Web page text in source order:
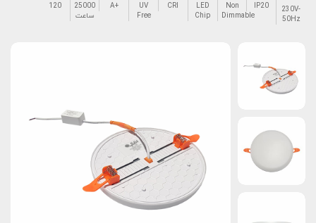
230V-
50Hz
IP20
Non
Dimmable
LED
Chip
CRI
UV
Free
A+
25000
ساعت
120